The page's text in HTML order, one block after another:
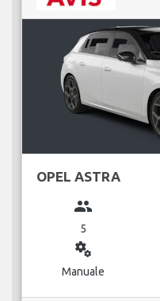
OPEL ASTRA
group
5
miscellaneous_services
Manuale